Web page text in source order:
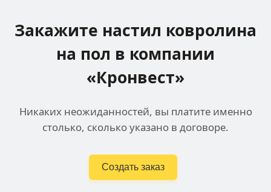
Закажите настил ковролина
на пол в компании
«Кронвест»
Никаких неожиданностей, вы платите именно
столько, сколько указано в договоре.
Создать заказ